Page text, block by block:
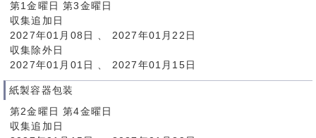
第1金曜日 第3金曜日
収集追加日
2027年01月08日 、 2027年01月22日
収集除外日
2027年01月01日 、 2027年01月15日
紙製容器包装
第2金曜日 第4金曜日
収集追加日